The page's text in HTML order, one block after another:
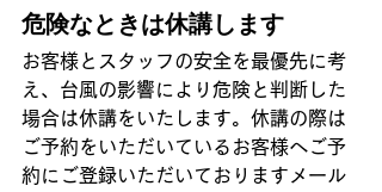
危険なときは休講します
お客様とスタッフの安全を最優先に考
え、台風の影響により危険と判断した
場合は休講をいたします。休講の際は
ご予約をいただいているお客様へご予
約にご登録いただいておりますメール